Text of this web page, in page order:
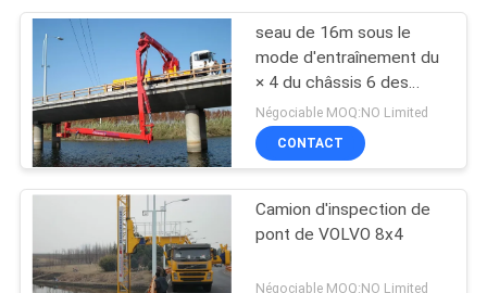
seau de 16m sous le
mode d'entraînement du
× 4 du châssis 6 des
unités DONGFENG
d'inspection de pont en
équipement d'Access de
Négociable MOQ:NO Limited
CONTACT
Camion d'inspection de
pont de VOLVO 8x4
Négociable MOQ:NO Limited